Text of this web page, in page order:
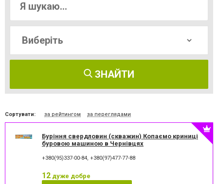
ЗНАЙТИ
Сортувати: за рейтингом за переглядами
Буріння свердловин (скважин) Копаємо криниці
буровою машиною в Чернівцях
+380(95)337-00-84, +380(97)477-77-88
12 дуже добре